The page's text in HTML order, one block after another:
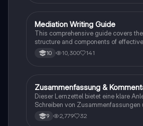
Studierende, die sich mit
persönlichen Geschichten
möchten.
Englisch
Mediation Writing Guide
This comprehensive guide covers
structure and components of
writing, including greetings,
and conclusions. Learn how to craft
English mediation skills.
10 10,300 141
Englisch
Zusammenfassung &
Dieser Lernzettel bietet eine klare
Schreiben von Zusammenfassungen
Kommentaren im Fach Englisch. Er
Struktur, wichtige Hinweise und
9 2,779 32